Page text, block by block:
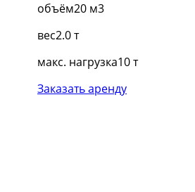
объём20 м3
вес2.0 т
макс. нагрузка10 т
Заказать аренду